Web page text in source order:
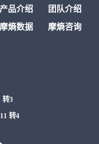
产品介绍
团队介绍
摩熵数据
摩熵咨询
转3
转4